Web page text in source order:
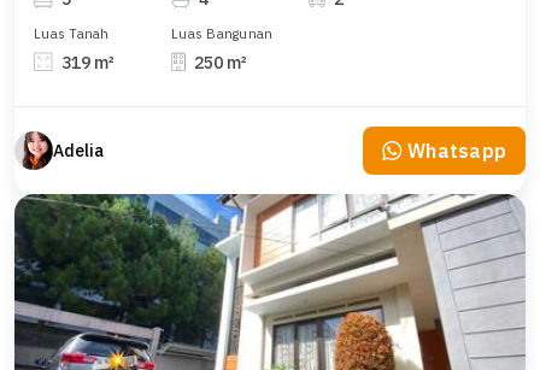
Luas Tanah
319 m²
Luas Bangunan
250 m²
Adelia Whatsapp